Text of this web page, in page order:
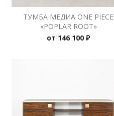
ТУМБА МЕДИА ONE PIECE
«POPLAR ROOT»
от 146 100 ₽